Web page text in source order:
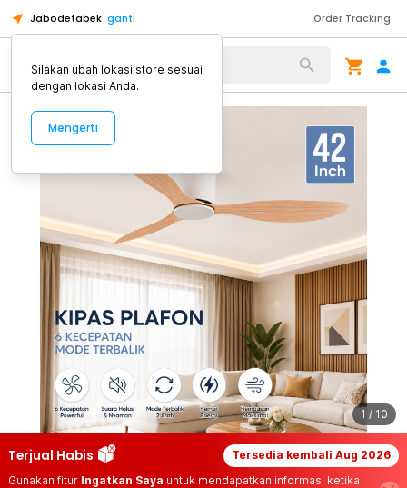
Jabodetabek ganti Order Tracking
Alat Kopi
1 / 10
Terjual Habis Tersedia kembali Aug 2026
Gunakan fitur Ingatkan Saya untuk mendapatkan informasi ketika
Silakan ubah lokasi store sesuai
dengan lokasi Anda.
Mengerti